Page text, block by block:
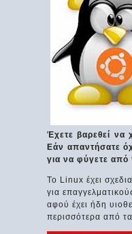
Έχετε βαρεθεί να
Εάν απαντήσατε
για να φύγετε από
Το Linux έχει
για
αφού έχει ήδη
περισσότερα από